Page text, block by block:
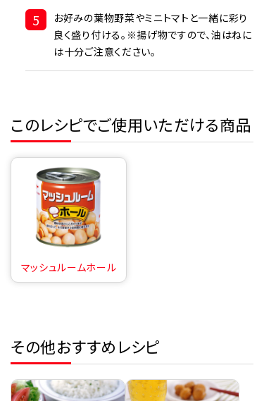
5
お好みの葉物野菜やミニトマトと一緒に彩り
良く盛り付ける。※揚げ物ですので、油はねに
は十分ご注意ください。
このレシピでご使用いただける商品
マッシュルームホール
その他おすすめレシピ